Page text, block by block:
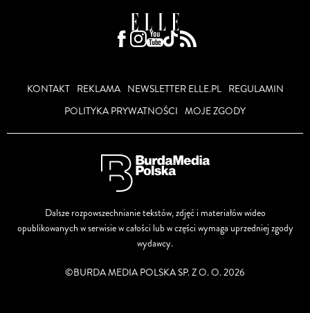
KONTAKT REKLAMA NEWSLETTER ELLE.PL
REGULAMIN
POLITYKA PRYWATNOŚCI MOJE ZGODY
Dalsze rozpowszechnianie tekstów, zdjęć i materiałów wideo
opublikowanych w serwisie w całości lub w części wymaga uprzedniej zgody
wydawcy.
©BURDA MEDIA POLSKA SP. Z O. O. 2026